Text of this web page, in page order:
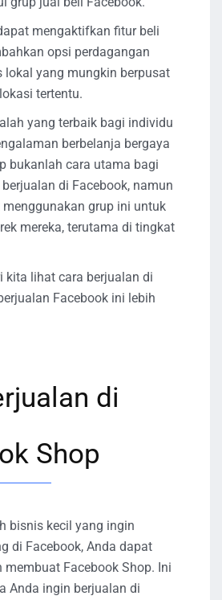
mengaktifkan fitur beli
opsi perdagangan
lokal yang mungkin berpusat
tertentu.
yang terbaik bagi individu
berbelanja bergaya
bukanlah cara utama bagi
di Facebook, namun
grup ini untuk
mereka, terutama di tingkat
kita lihat cara berjualan di
Facebook ini lebih
di
Shop
bisnis kecil yang ingin
di Facebook, Anda dapat
membuat Facebook Shop. Ini
Anda ingin berjualan di